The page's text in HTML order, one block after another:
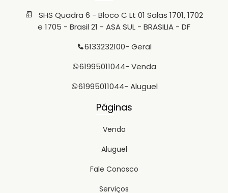
SHS Quadra 6 - Bloco C Lt 01 Salas 1701, 1702
e 1705 - Brasil 21 - ASA SUL - BRASILIA - DF
6133232100- Geral
61995011044- Venda
61995011044- Aluguel
Páginas
Venda
Aluguel
Fale Conosco
Serviços